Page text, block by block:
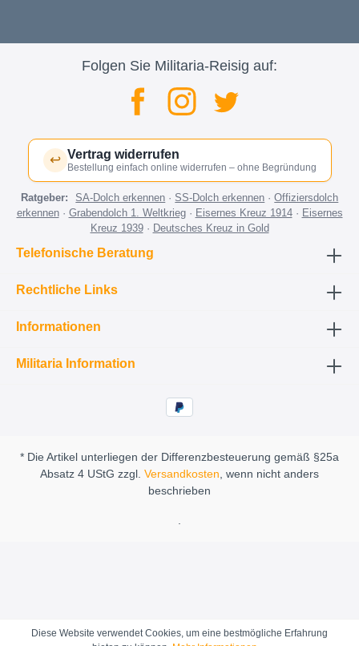
Folgen Sie Militaria-Reisig auf:
↩ Vertrag widerrufen
Bestellung einfach online widerrufen – ohne Begründung
Ratgeber: SA-Dolch erkennen ·SS-Dolch erkennen ·Offiziersdolch
erkennen· Grabendolch 1. Weltkrieg· Eisernes Kreuz 1914· Eisernes
Kreuz 1939· Deutsches Kreuz in Gold
Telefonische Beratung
Rechtliche Links
Informationen
Militaria Information
* Die Artikel unterliegen der Differenzbesteuerung gemäß §25a
Absatz 4 UStG zzgl. Versandkosten, wenn nicht anders
beschrieben
.
Diese Website verwendet Cookies, um eine bestmögliche Erfahrung